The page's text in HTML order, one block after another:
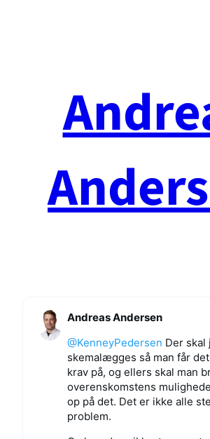
Andreas Andersen
@KenneyPedersen Der skal
skemalægges så man får
krav på, og ellers skal man
overenskomstens
op på det. Det er ikke alle
problem.